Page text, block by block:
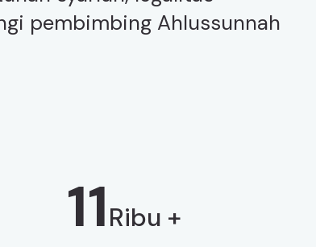
pembimbing Ahlussunnah
11Ribu +